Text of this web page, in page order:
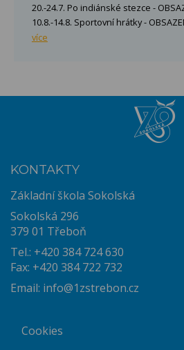
20.-24.7. Po indiánské stezce -
10.8.-14.8. Sportovní hrátky -
více
KONTAKTY
Základní škola Sokolská
Sokolská 296
379 01 Třeboň
Tel.: +420 384 724 630
Fax: +420 384 722 732
Email: info@1zstrebon.cz
Cookies